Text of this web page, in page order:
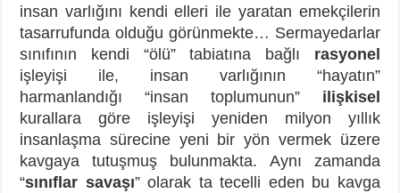
insan varlığını kendi elleri ile yaratan emekçilerin
tasarrufunda olduğu görünmekte… Sermayedarlar
sınıfının kendi “ölü” tabiatına bağlı rasyonel
işleyişi ile, insan varlığının “hayatın”
harmanlandığı “insan toplumunun” ilişkisel
kurallara göre işleyişi yeniden milyon yıllık
insanlaşma sürecine yeni bir yön vermek üzere
kavgaya tutuşmuş bulunmakta. Aynı zamanda
“sınıflar savaşı” olarak ta tecelli eden bu kavga